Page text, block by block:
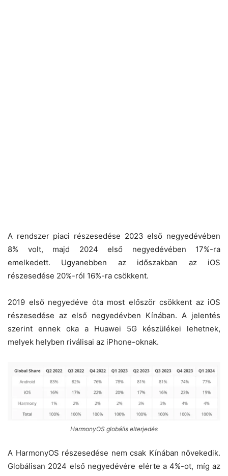
A rendszer piaci részesedése 2023 első negyedévében
8% volt, majd 2024 első negyedévében 17%-ra
emelkedett. Ugyanebben az időszakban az iOS
részesedése 20%-ról 16%-ra csökkent.
2019 első negyedéve óta most először csökkent az iOS
részesedése az első negyedévben Kínában. A jelentés
szerint ennek oka a Huawei 5G készülékei lehetnek,
melyek helyben riválisai az iPhone-oknak.
HarmonyOS globális elterjedés
A HarmonyOS részesedése nem csak Kínában növekedik.
Globálisan 2024 első negyedévére elérte a 4%-ot, míg az